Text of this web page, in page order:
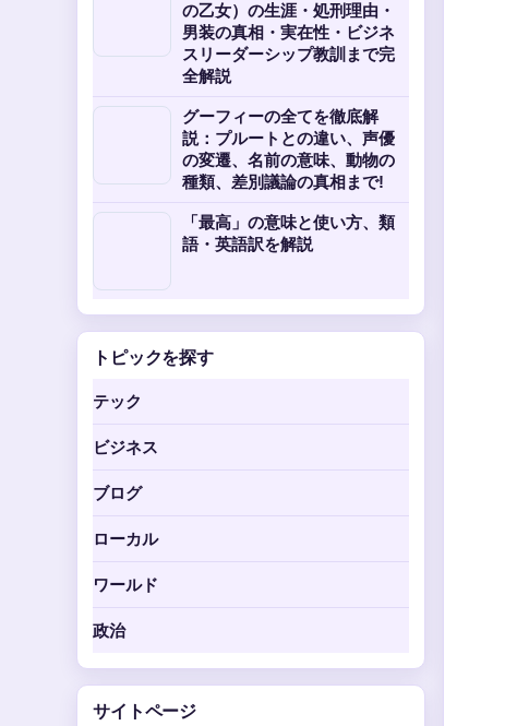
の乙女）の生涯・処刑理由・
男装の真相・実在性・ビジネ
スリーダーシップ教訓まで完
全解説
グーフィーの全てを徹底解
説：プルートとの違い、声優
の変遷、名前の意味、動物の
種類、差別議論の真相まで!
「最高」の意味と使い方、類
語・英語訳を解説
トピックを探す
テック
ビジネス
ブログ
ローカル
ワールド
政治
サイトページ